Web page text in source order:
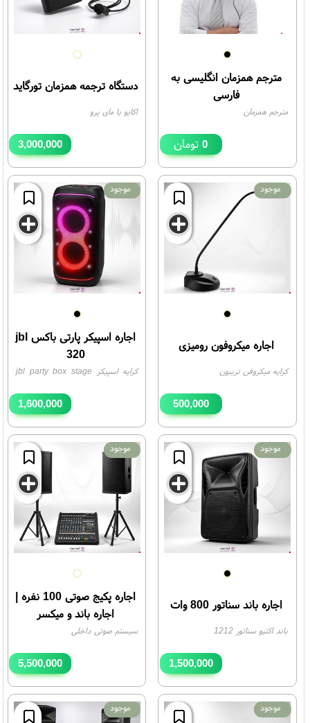
مترجم همزمان انگلیسی به
فارسی
مترجم همزمان
0تومان
دستگاه ترجمه همزمان تورگاید
اکایو یا مای پرو
3,000,000
تومان
اجاره میکروفون رومیزی
کرایه میکروفن تریبون
500,000
تومان
موجود
اجاره اسپیکر پارتی باکس jbl
320
کرایه اسپیکر jbl party box stage
1,600,000
تومان
موجود
اجاره باند سناتور 800 وات
باند اکتیو سناتور 1212
1,500,000
تومان
موجود
اجاره پکیج صوتی 100 نفره |
اجاره باند و میکسر
سیستم صوتی داخلی
5,500,000
تومان
موجود
موجود موجود